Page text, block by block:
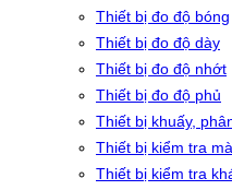
Thiết bị đo độ bóng
Thiết bị đo độ dày
Thiết bị đo độ nhớt
Thiết bị đo độ phủ
Thiết bị khuấy,
Thiết bị kiểm tra
Thiết bị kiểm tra